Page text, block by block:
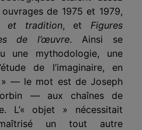
de 1975 et 1979,
et tradition, et Figures
de l’œuvre. Ainsi se
une mythodologie, une
de l’imaginaire, en
» — le mot est de Joseph
— aux chaînes de
L’« objet » nécessitait
un tout autre